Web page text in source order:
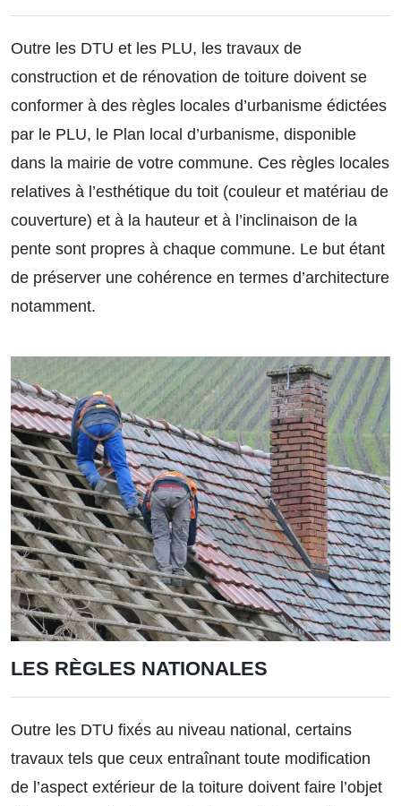
Outre les DTU et les PLU, les travaux de
construction et de rénovation de toiture doivent se
conformer à des règles locales d’urbanisme édictées
par le PLU, le Plan local d’urbanisme, disponible
dans la mairie de votre commune. Ces règles locales
relatives à l’esthétique du toit (couleur et matériau de
couverture) et à la hauteur et à l’inclinaison de la
pente sont propres à chaque commune. Le but étant
de préserver une cohérence en termes d’architecture
notamment.
LES RÈGLES NATIONALES
Outre les DTU fixés au niveau national, certains
travaux tels que ceux entraînant toute modification
de l’aspect extérieur de la toiture doivent faire l’objet